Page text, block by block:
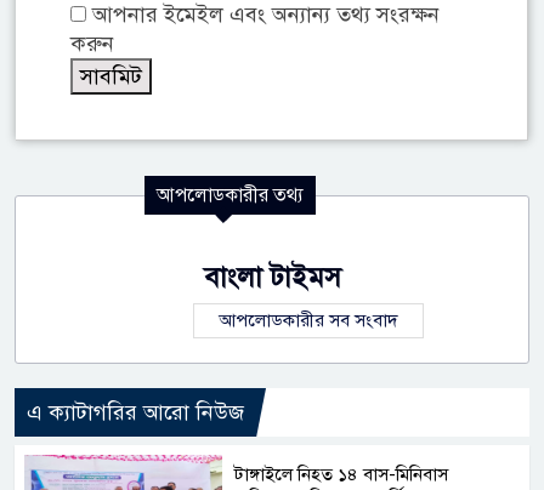
আপনার ইমেইল এবং অন্যান্য তথ্য সংরক্ষন
করুন
আপলোডকারীর তথ্য
বাংলা টাইমস
আপলোডকারীর সব সংবাদ
এ ক্যাটাগরির আরো নিউজ
টাঙ্গাইলে নিহত ১৪ বাস-মিনিবাস